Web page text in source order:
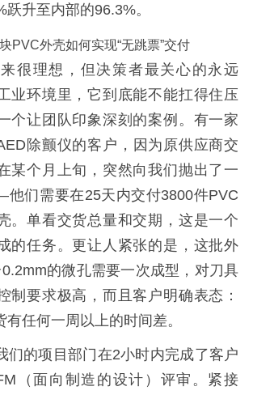
升至内部的96.3%。
PVC外壳如何实现“无跳票”交付
很理想，但决策者最关心的永远
业环境里，它到底能不能扛得住压
个让团队印象深刻的案例。有一家
除颤仪的客户，因为原供应商交
某个月上旬，突然向我们抛出了一
们需要在25天内交付3800件PVC
。单看交货总量和交期，这是一个
的任务。更让人紧张的是，这批外
的微孔需要一次成型，对刀具
制要求极高，而且客户明确表态：
任何一周以上的时间差。
们的项目部门在2小时内完成了客户
（面向制造的设计）评审。紧接